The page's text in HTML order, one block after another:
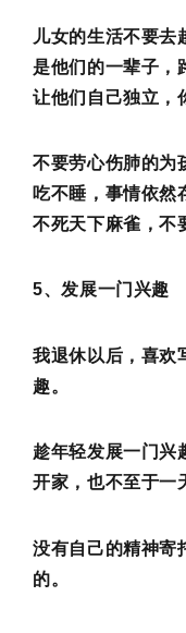
儿女的生活不要去
是他们的一辈子，
让他们自己独立，
不要劳心伤肺的为
吃不睡，事情依然
不死天下麻雀，不
5、发展一门兴趣
我退休以后，喜欢
趣。
趁年轻发展一门兴
开家，也不至于一
没有自己的精神寄
的。